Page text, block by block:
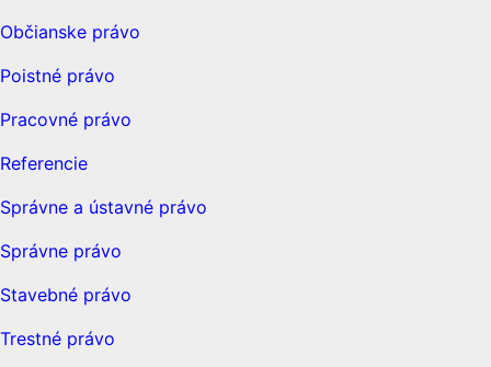
Občianske právo
Poistné právo
Pracovné právo
Referencie
Správne a ústavné právo
Správne právo
Stavebné právo
Trestné právo